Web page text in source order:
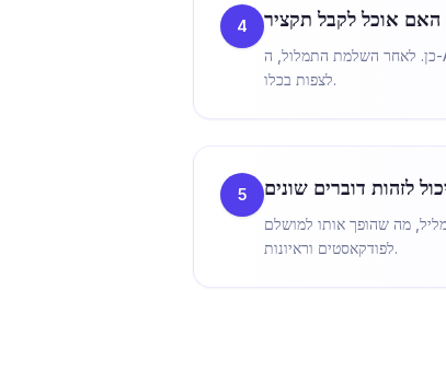
4
כן. לאחר השלמת התמלול, ה-AI שלנו (בהנעת Deepseek) יוצר אוטומטית תקציר תמציתי, נקודות מפתח ופריטי פעולה, ומסייע לך להבין את תוכן הסרטון מבלי
לצפות בכלו.
5
בדיאריזציית דוברים, כלומר הוא מזהה אוטומטית קולות שונים ומסמן אותם (למשל, דובר 1, דובר 2) בתמליל, מה שהופך אותו למושלם
לפודקאסטים וראיונות.